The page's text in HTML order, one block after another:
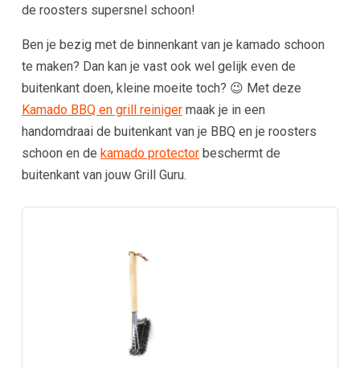
de roosters supersnel schoon!
Ben je bezig met de binnenkant van je kamado schoon
te maken? Dan kan je vast ook wel gelijk even de
buitenkant doen, kleine moeite toch? 😉 Met deze
Kamado BBQ en grill reinigermaak je in een
handomdraai de buitenkant van je BBQ en je roosters
schoon en de kamado protectorbeschermt de
buitenkant van jouw Grill Guru.